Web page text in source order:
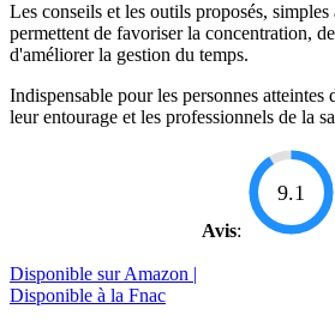
Les conseils et les outils proposés,
permettent de favoriser la concentration,
d'améliorer la gestion du temps.
Indispensable pour les personnes
leur entourage et les professionnels de la
Avis:
9.1
Disponible sur Amazon |
Disponible à la Fnac